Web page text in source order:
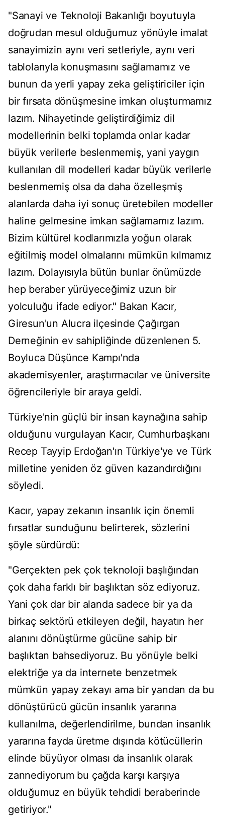
"Sanayi ve Teknoloji Bakanlığı boyutuyla
doğrudan mesul olduğumuz yönüyle imalat
sanayimizin aynı veri setleriyle, aynı veri
tablolarıyla konuşmasını sağlamamız ve
bunun da yerli yapay zeka geliştiriciler için
bir fırsata dönüşmesine imkan oluşturmamız
lazım. Nihayetinde geliştirdiğimiz dil
modellerinin belki toplamda onlar kadar
büyük verilerle beslenmemiş, yani yaygın
kullanılan dil modelleri kadar büyük verilerle
beslenmemiş olsa da daha özelleşmiş
alanlarda daha iyi sonuç üretebilen modeller
haline gelmesine imkan sağlamamız lazım.
Bizim kültürel kodlarımızla yoğun olarak
eğitilmiş model olmalarını mümkün kılmamız
lazım. Dolayısıyla bütün bunlar önümüzde
hep beraber yürüyeceğimiz uzun bir
yolculuğu ifade ediyor." Bakan Kacır,
Giresun'un Alucra ilçesinde Çağırgan
Derneğinin ev sahipliğinde düzenlenen 5.
Boyluca Düşünce Kampı'nda
akademisyenler, araştırmacılar ve üniversite
öğrencileriyle bir araya geldi.
Türkiye'nin güçlü bir insan kaynağına sahip
olduğunu vurgulayan Kacır, Cumhurbaşkanı
Recep Tayyip Erdoğan'ın Türkiye'ye ve Türk
milletine yeniden öz güven kazandırdığını
söyledi.
Kacır, yapay zekanın insanlık için önemli
fırsatlar sunduğunu belirterek, sözlerini
şöyle sürdürdü:
"Gerçekten pek çok teknoloji başlığından
çok daha farklı bir başlıktan söz ediyoruz.
Yani çok dar bir alanda sadece bir ya da
birkaç sektörü etkileyen değil, hayatın her
alanını dönüştürme gücüne sahip bir
başlıktan bahsediyoruz. Bu yönüyle belki
elektriğe ya da internete benzetmek
mümkün yapay zekayı ama bir yandan da bu
dönüştürücü gücün insanlık yararına
kullanılma, değerlendirilme, bundan insanlık
yararına fayda üretme dışında kötücüllerin
elinde büyüyor olması da insanlık olarak
zannediyorum bu çağda karşı karşıya
olduğumuz en büyük tehdidi beraberinde
getiriyor."